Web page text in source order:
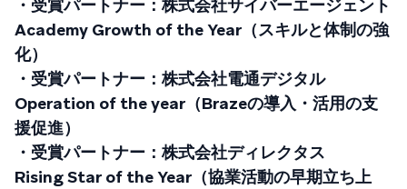
・受賞パートナー：株式会社サイバーエージェント
Academy Growth of the Year（スキルと体制の強
化）
・受賞パートナー：株式会社電通デジタル
Operation of the year（Brazeの導入・活用の支
援促進）
・受賞パートナー：株式会社ディレクタス
Rising Star of the Year（協業活動の早期立ち上